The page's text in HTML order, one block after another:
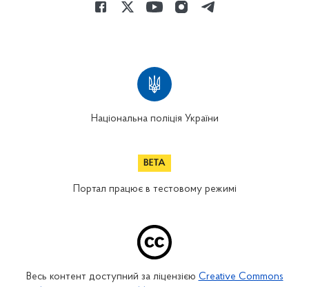
Національна поліція України
Портал працює в тестовому режимі
Весь контент доступний за ліцензією Creative Commons